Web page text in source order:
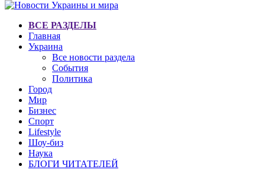
ВСЕ РАЗДЕЛЫ
Главная
Украина
Все новости раздела
События
Политика
Город
Мир
Бизнес
Спорт
Lifestyle
Шоу-биз
Наука
БЛОГИ ЧИТАТЕЛЕЙ